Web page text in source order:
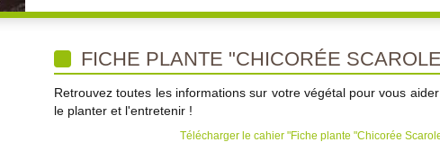
FICHE PLANTE "CHICORÉE
Retrouvez toutes les informations sur votre végétal pour vous
le planter et l'entretenir !
Télécharger le cahier "Fiche plante "Chicorée